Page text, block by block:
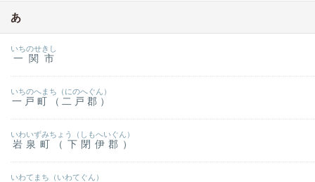
あ
一関市
いちのせきし
一戸町（二戸郡）
いちのへまち（にのへぐん）
岩泉町（下閉伊郡）
いわいずみちょう（しもへいぐん）
いわてまち（いわてぐん）